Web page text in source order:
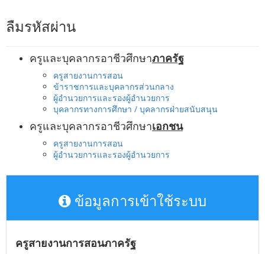
ลืมรหัสผ่าน
ครูและบุคลากรอาชีวศึกษาภาครัฐ
ครูสายงานการสอน
ข้าราชการและบุคลากรส่วนกลาง
ผู้อำนวยการและรองผู้อำนวยการ
บุคลากรทางการศึกษา / บุคลากรฝ่ายสนับสนุน
ครูและบุคลากรอาชีวศึกษาเอกชน
ครูสายงานการสอน
ผู้อำนวยการและรองผู้อำนวยการ
ข้อมูลการเข้าใช้ระบบ
ครูสายงานการสอนภาครัฐ